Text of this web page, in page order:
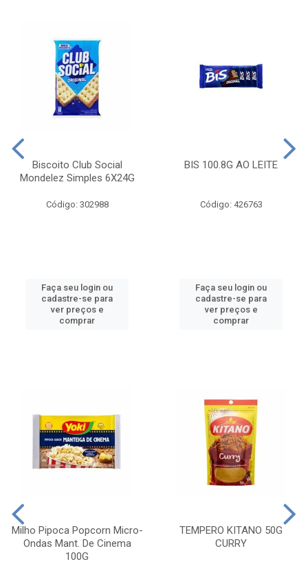
Biscoito Club Social
Mondelez Simples 6X24G
Código: 302988
Faça seu login ou
cadastre-se para
ver preços e
comprar
BIS 100.8G AO LEITE
Código: 426763
Faça seu login ou
cadastre-se para
ver preços e
comprar
Milho Pipoca Popcorn Micro-
Ondas Mant. De Cinema
100G
TEMPERO KITANO 50G
CURRY